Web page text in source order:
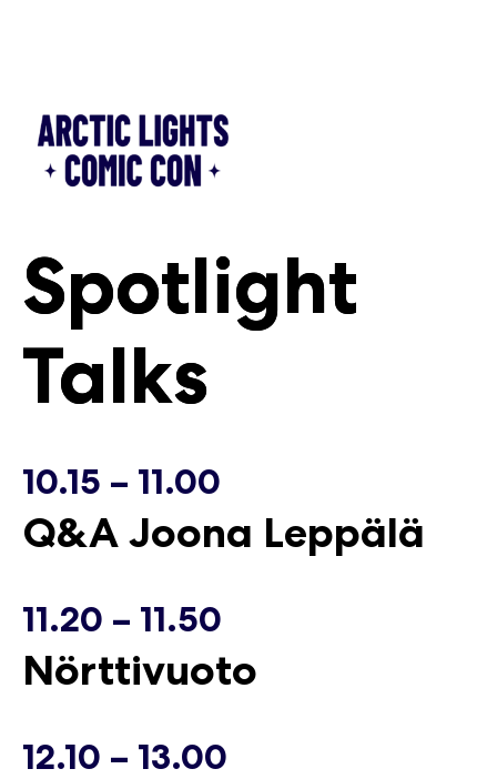
Spotlight
Talks
Sunnuntai
17.05.2026
Spotlight
Talks
Sunnuntai
17.05.2026
10.15 – 11.00
Q&A Joona Leppälä
11.20 – 11.50
Nörttivuoto
12.10 – 13.00